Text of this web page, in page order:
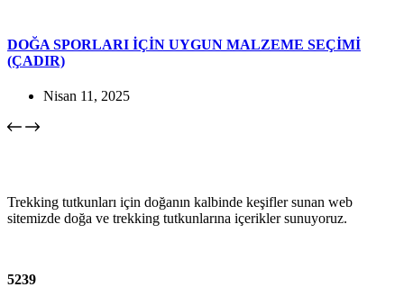
DOĞA SPORLARI İÇİN UYGUN MALZEME SEÇİMİ
(ÇADIR)
Nisan 11, 2025
Trekking tutkunları için doğanın kalbinde keşifler sunan web
sitemizde doğa ve trekking tutkunlarına içerikler sunuyoruz.
5239